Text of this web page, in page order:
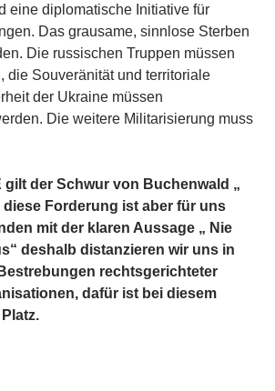
eine diplomatische Initiative für
Das grausame, sinnlose Sterben
Die russischen Truppen müssen
die Souveränität und territoriale
der Ukraine müssen
Die weitere Militarisierung muss
gilt der Schwur von Buchenwald „
diese Forderung ist aber für uns
mit der klaren Aussage „ Nie
deshalb distanzieren wir uns in
rechtsgerichteter
dafür ist bei diesem